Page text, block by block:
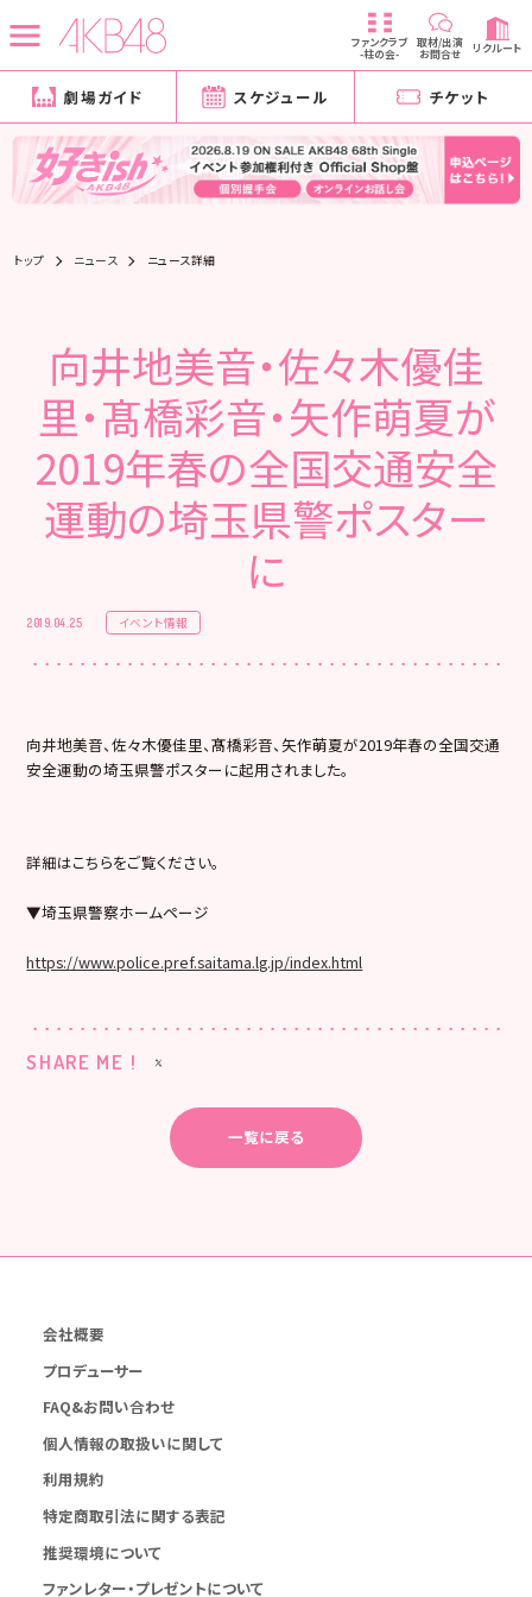
ファンクラブ
-柱の会-
取材/出演
お問合せ リクルート
劇場ガイド スケジュール チケット
トップ ニュース ニュース詳細
向井地美音・佐々木優佳
里・髙橋彩音・矢作萌夏が
2019年春の全国交通安全
運動の埼玉県警ポスター
に
2019.04.25 イベント情報
向井地美音、佐々木優佳里、髙橋彩音、矢作萌夏が2019年春の全国交通
安全運動の埼玉県警ポスターに起用されました。
詳細はこちらをご覧ください。
▼埼玉県警察ホームページ
https://www.police.pref.saitama.lg.jp/index.html
SHARE ME !
一覧に戻る
会社概要
プロデューサー
FAQ&お問い合わせ
個人情報の取扱いに関して
利用規約
特定商取引法に関する表記
推奨環境について
ファンレター・プレゼントについて